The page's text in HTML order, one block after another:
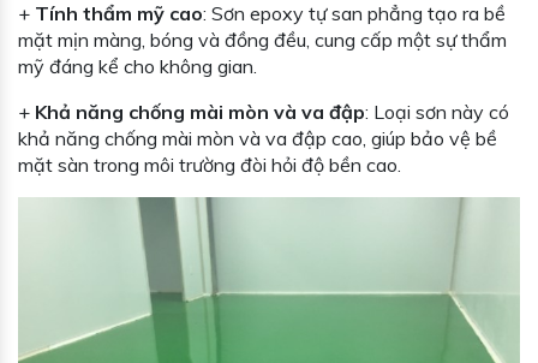
+ Tính thẩm mỹ cao: Sơn epoxy tự san phẳng tạo ra bề
mặt mịn màng, bóng và đồng đều, cung cấp một sự thẩm
mỹ đáng kể cho không gian.
+ Khả năng chống mài mòn và va đập: Loại sơn này có
khả năng chống mài mòn và va đập cao, giúp bảo vệ bề
mặt sàn trong môi trường đòi hỏi độ bền cao.